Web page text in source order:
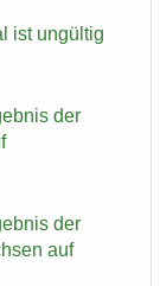
ist un­gül­tig
der
der
auf